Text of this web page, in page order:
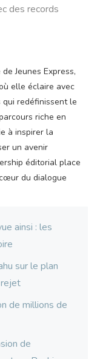
des records
Jeunes Express,
elle éclaire avec
redéfinissent le
riche en
à inspirer la
un avenir
éditorial place
du dialogue
ainsi : les
sur le plan
rejet
de millions de
de